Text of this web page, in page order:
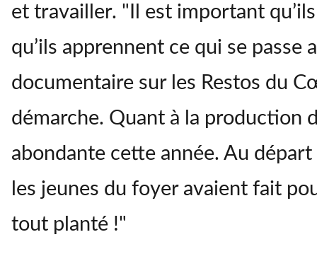
et travailler. "Il est important
qu’ils apprennent ce qui se passe
documentaire sur les Restos du
démarche. Quant à la production
abondante cette année. Au
les jeunes du foyer avaient fait
tout planté !"